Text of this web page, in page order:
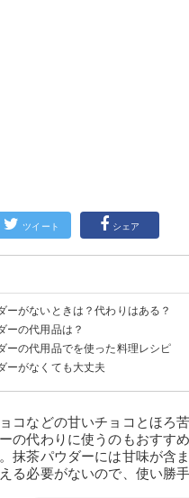
ツイート シェア
ーがないときは？代わりはある？
ーの代用品は？
ア
ダー
ブトコーヒー
ウダー
ク
ントシロップ
ウダー
ー
ーの代用品でを使った料理レシピ
ンドケーキ
ダーを使った生トリュフ
ーの生チョコ
ーがなくても大丈夫
コなどの甘いチョコとほろ
の代わりに使うのもおすす
抹茶パウダーには甘味が含
る必要がないので、使い勝